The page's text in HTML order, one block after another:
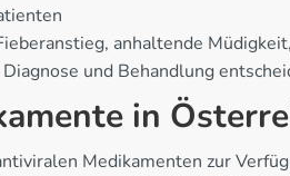
anhaltende
und Behandlung
in
Medikamenten zur